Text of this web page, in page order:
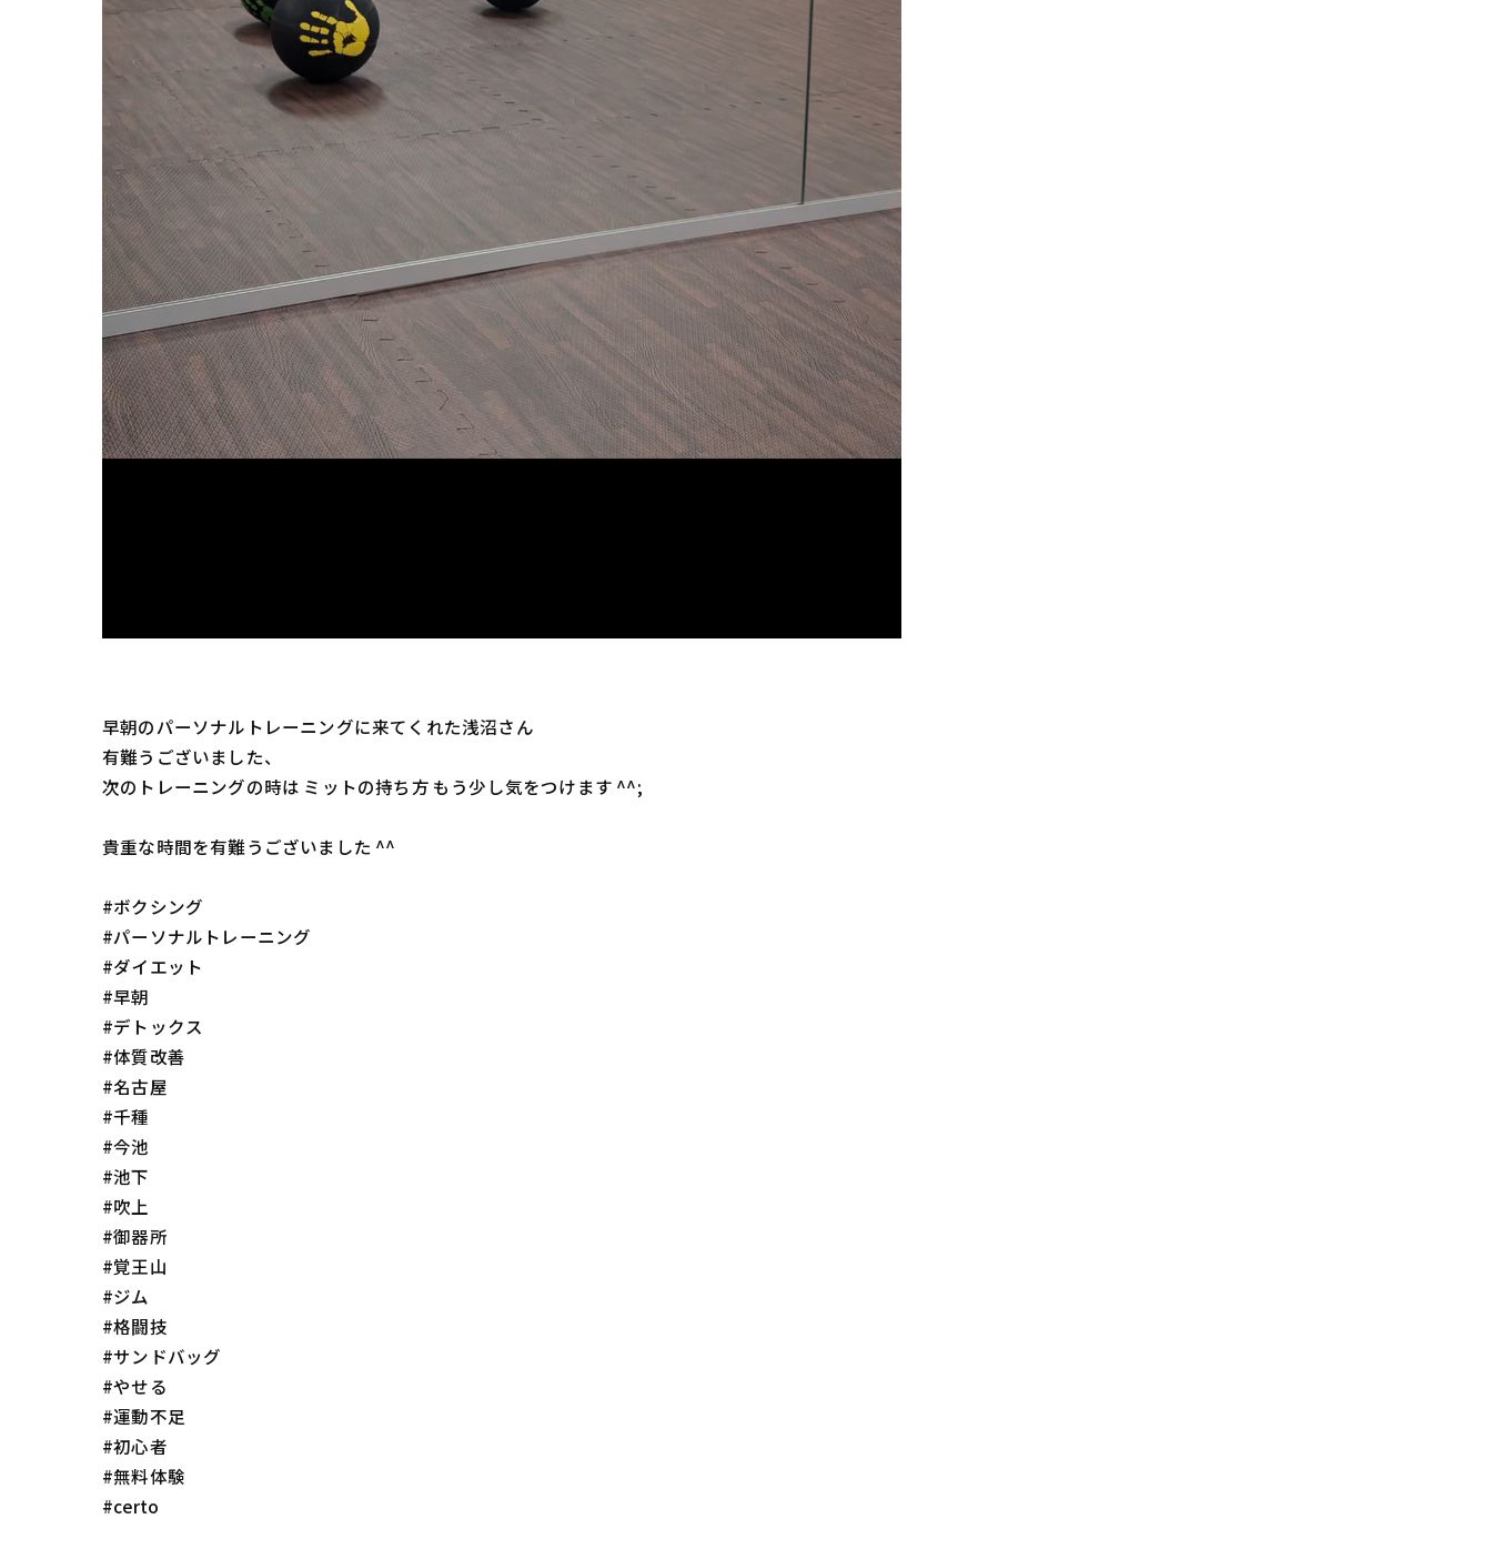
早朝のパーソナルトレーニングに来てくれた浅沼さん
有難うございました、
次のトレーニングの時は ミットの持ち方 もう少し気をつけます ^^;
貴重な時間を有難うございました ^^
#ボクシング
#パーソナルトレーニング
#ダイエット
#早朝
#デトックス
#体質改善
#名古屋
#千種
#今池
#池下
#吹上
#御器所
#覚王山
#ジム
#格闘技
#サンドバッグ
#やせる
#運動不足
#初心者
#無料体験
#certo